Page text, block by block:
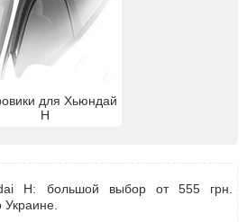
для Хьюндай
H
H: большой выбор от 555 грн.
Украине.